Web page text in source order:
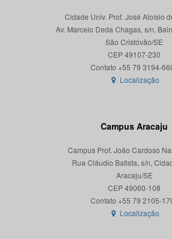
Cidade Univ. Prof. José Aloísio
Av. Marcelo Deda Chagas, s/n,
São Cristóvão/SE
CEP 49107-230
Localização
Campus Aracaju
Campus Prof. João Cardoso
Rua Cláudio Batista, s/n,
Aracaju/SE
CEP 49060-108
Localização